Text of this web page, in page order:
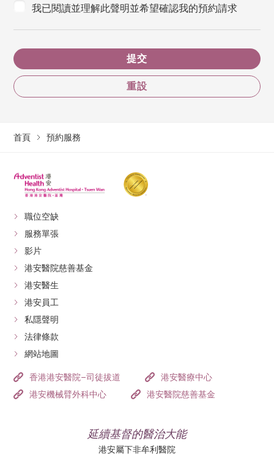
我已閱讀並理解此聲明並希望確認我的預約請求
提交
重設
首頁 預約服務
職位空缺
服務單張
影片
港安醫院慈善基金
港安醫生
港安員工
私隱聲明
法律條款
網站地圖
香港港安醫院–司徒拔道
港安醫療中心
港安機械臂外科中心
港安醫院慈善基金
延續基督的醫治大能
港安屬下非牟利醫院